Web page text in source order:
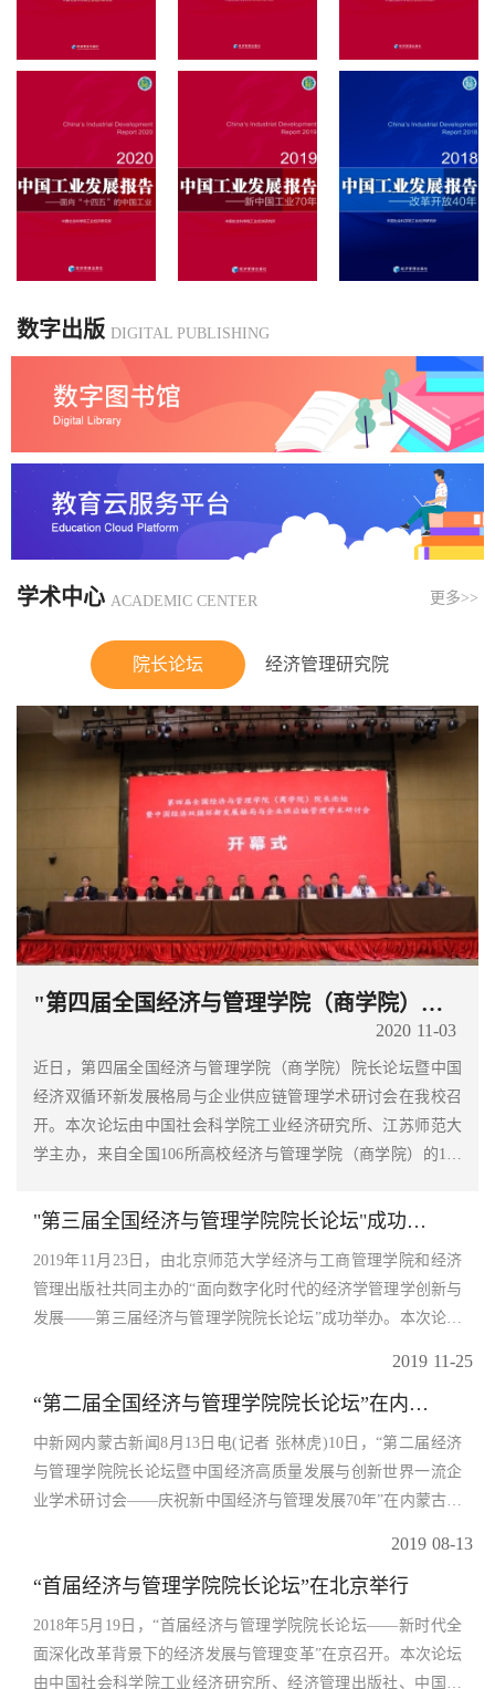
数字出版 DIGITAL PUBLISHING
学术中心 ACADEMIC CENTER 更多>>
院长论坛 经济管理研究院
"第四届全国经济与管理学院（商学院）院长论坛暨中国经济双循环新发展格局与企业供应链管理学术研讨会"成功举办
11-03
2020
近日，第四届全国经济与管理学院（商学院）院长论坛暨中国
经济双循环新发展格局与企业供应链管理学术研讨会在我校召
开。本次论坛由中国社会科学院工业经济研究所、江苏师范大
学主办，来自全国106所高校经济与管理学院（商学院）的160
员、国家金融与发展实验室理事长李扬，中国社会科学院学部
出席会议并作主旨报告。校党委书记华桂宏，中国社会科学院
工业经济研究所党委书记、副所长李雪松，中国企业管理研究
会会长黄速建，经济管理出版社社长、总编辑杨世伟出席会议
并致辞。华桂宏书记代表江苏师范大学，对参加会议的专家学
会科学院工业经济研究所、经济管理出版社等单位表示诚挚的
感谢，他简要介绍了江苏师范大学发展情况和经济管理学科建
设成就。华书记表示，“加快形成以国内大循环为主体、国内国
际双循环相互促进的新发展格局”是党中央顺应时代要求所作出
链和供应链安全稳定。希望各位专家学者就相关议题展开精彩
的讨论和交流，发表真知灼见，产生精彩的思想碰撞，不断推
动实践创新。论坛的主题演讲分为三个阶段：第一阶段由中国
社会科学院工业经济研究所副所长陈于武主持，中国社会科学
"第三届全国经济与管理学院院长论坛"成功举办
2019年11月23日，由北京师范大学经济与工商管理学院和经济
管理出版社共同主办的“面向数字化时代的经济学管理学创新与
发展——第三届经济与管理学院院长论坛”成功举办。本次论坛
教授，中国人民大学经济学院副院长于春海教授，北京大学光
华管理学院副院长张圣平教授，北京师范大学经济与工商管理
学院院长戚聿东教授，北京交通大学经济管理学院院长张秋生
教授，中央民族大学管理学院院长李曦辉教授，对外经贸国际
闫相斌教授，北京化工大学经济与管理学院院长唐方成教授，
中央财经大学经济学院党委书记郭冬梅教授，北京林业大学经
副院长尹杰林教授，北京邮电大学经济管理学院副院长何瑛教
授，北京工商大学商学院副院长孙永波教授，北京外国语大学
11-25
2019
“第二届全国经济与管理学院院长论坛”在内蒙古举行
中新网内蒙古新闻8月13日电(记者 张林虎)10日，“第二届经济
与管理学院院长论坛暨中国经济高质量发展与创新世界一流企
业学术研讨会——庆祝新中国经济与管理发展70年”在内蒙古鄂
建成小康社会的关键之年。新经济时代背景下，要践行“一带一
路”倡议，实现经济由高速度向高质量发展的转变，必须把着力
点放在实体经济上，全面深化和加快推进国有企业混合所有制
改革，培育和创建世界一流企业，完善现代化经济体系的构
08-13
2019
“首届经济与管理学院院长论坛”在北京举行
2018年5月19日，“首届经济与管理学院院长论坛——新时代全
面深化改革背景下的经济发展与管理变革”在京召开。本次论坛
由中国社会科学院工业经济研究所、经济管理出版社、中国企